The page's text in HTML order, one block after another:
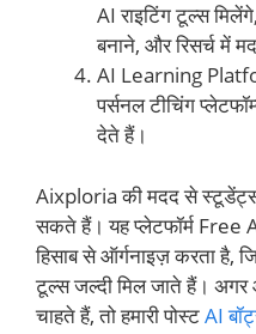
AI राइटिंग टूल्स
बनाने, और रिसर्च में
AI Learning
पर्सनल टीचिंग
देते हैं।
Aixploria की मदद से
सकते हैं। यह प्लेटफॉर्म Free
हिसाब से ऑर्गनाइज़ करता
टूल्स जल्दी मिल जाते हैं। अगर
चाहते हैं, तो हमारी पोस्टAI